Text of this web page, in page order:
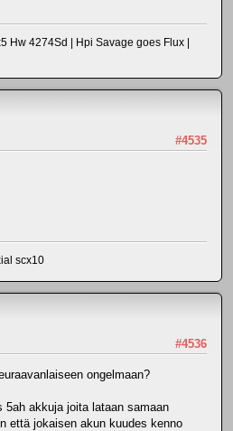
Hw 4274Sd | Hpi Savage goes Flux |
#4535
scx10
#4536
ongelmaan?
5ah akkuja joita lataan samaan
että jokaisen akun kuudes kenno